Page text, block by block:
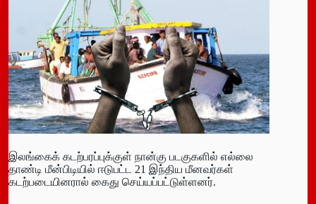
இலங்கைக் கடற்பரப்புக்குள் நான்கு படகுகளில் எல்லை
தாண்டி மீன்பிடியில் ஈடுபட்ட 21 இந்திய மீனவர்கள்
கடற்படையினரால் கைது செய்யப்பட்டுள்ளனர்.